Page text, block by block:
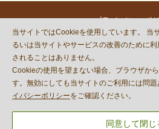
プライバシーポ
© DECOBOCO
and Terms of Service
当サイトではCookieを使用しています。 当
るいは当サイトやサービスの改善のために
されることはありません。
Cookieの使用を望まない場合、ブラウザか
す。無効にしても当サイトのご利用には問
イバシーポリシーをご確認ください。
同意して閉じ